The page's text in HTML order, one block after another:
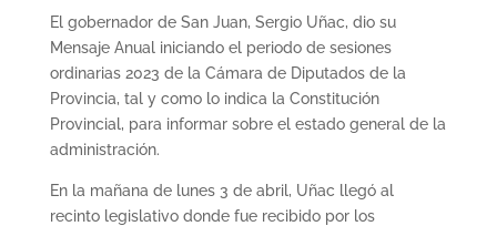
El gobernador de San Juan, Sergio Uñac, dio su
Mensaje Anual iniciando el periodo de sesiones
ordinarias 2023 de la Cámara de Diputados de la
Provincia, tal y como lo indica la Constitución
Provincial, para informar sobre el estado general de la
administración.
En la mañana de lunes 3 de abril, Uñac llegó al
recinto legislativo donde fue recibido por los